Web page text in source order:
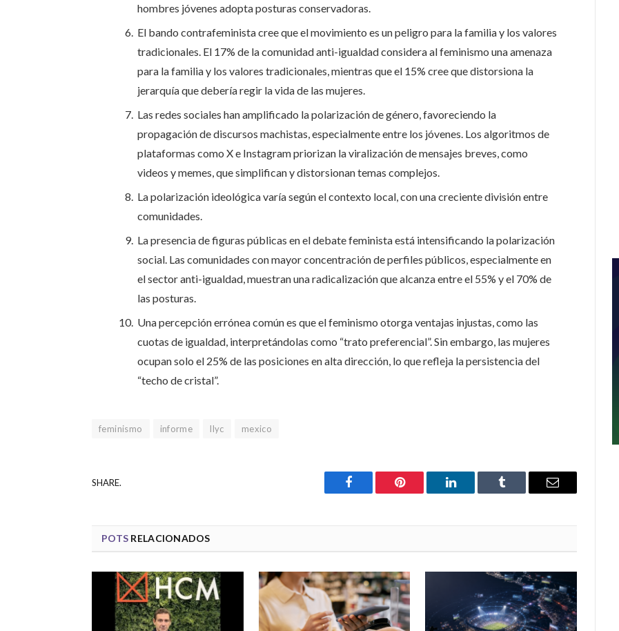
hombres jóvenes adopta posturas conservadoras.
El bando contrafeminista cree que el movimiento es un peligro para la familia y los valores
tradicionales. El 17% de la comunidad anti-igualdad considera al feminismo una amenaza
para la familia y los valores tradicionales, mientras que el 15% cree que distorsiona la
jerarquía que debería regir la vida de las mujeres.
Las redes sociales han amplificado la polarización de género, favoreciendo la
propagación de discursos machistas, especialmente entre los jóvenes. Los algoritmos de
plataformas como X e Instagram priorizan la viralización de mensajes breves, como
videos y memes, que simplifican y distorsionan temas complejos.
La polarización ideológica varía según el contexto local, con una creciente división entre
comunidades.
La presencia de figuras públicas en el debate feminista está intensificando la polarización
social. Las comunidades con mayor concentración de perfiles públicos, especialmente en
el sector anti-igualdad, muestran una radicalización que alcanza entre el 55% y el 70% de
las posturas.
Una percepción errónea común es que el feminismo otorga ventajas injustas, como las
cuotas de igualdad, interpretándolas como “trato preferencial”. Sin embargo, las mujeres
ocupan solo el 25% de las posiciones en alta dirección, lo que refleja la persistencia del
“techo de cristal”.
feminismo informe llyc mexico
SHARE.
Facebook Pinterest LinkedIn Tumblr Email
POTS RELACIONADOS